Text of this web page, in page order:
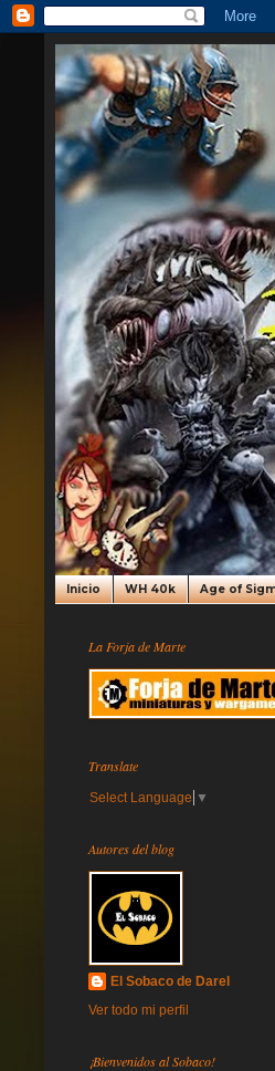
Inicio WH 40k Age of
La Forja de Marte
Translate
Select Language ▼
Autores del blog
El Sobaco de Darel
Ver todo mi perfil
¡Bienvenidos al Sobaco!